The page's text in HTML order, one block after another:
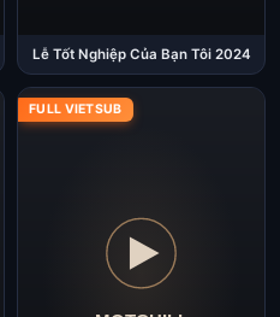
Lễ Tốt Nghiệp Của Bạn Tôi 2024
FULL VIETSUB